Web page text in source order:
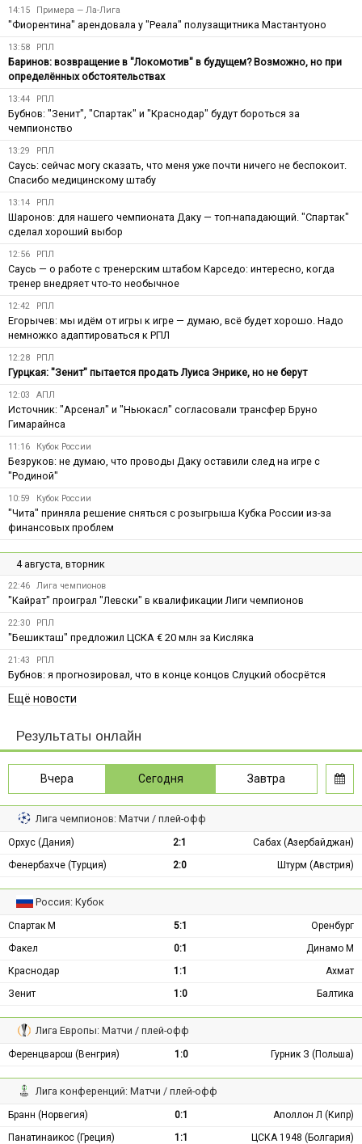
14:15 Примера — Ла-Лига
"Фиорентина" арендовала у "Реала" полузащитника Мастантуоно
13:58 РПЛ
Баринов: возвращение в "Локомотив" в будущем? Возможно, но при
определённых обстоятельствах
13:44 РПЛ
Бубнов: "Зенит", "Спартак" и "Краснодар" будут бороться за
чемпионство
13:29 РПЛ
Саусь: сейчас могу сказать, что меня уже почти ничего не беспокоит.
Спасибо медицинскому штабу
13:14 РПЛ
Шаронов: для нашего чемпионата Даку — топ-нападающий. "Спартак"
сделал хороший выбор
12:56 РПЛ
Саусь — о работе с тренерским штабом Карседо: интересно, когда
тренер внедряет что-то необычное
12:42 РПЛ
Егорычев: мы идём от игры к игре — думаю, всё будет хорошо. Надо
немножко адаптироваться к РПЛ
12:28 РПЛ
Гурцкая: "Зенит" пытается продать Луиса Энрике, но не берут
12:03 АПЛ
Источник: "Арсенал" и "Ньюкасл" согласовали трансфер Бруно
Гимарайнса
11:16 Кубок России
Безруков: не думаю, что проводы Даку оставили след на игре с
"Родиной"
10:59 Кубок России
"Чита" приняла решение сняться с розыгрыша Кубка России из-за
финансовых проблем
4 августа, вторник
22:46 Лига чемпионов
"Кайрат" проиграл "Левски" в квалификации Лиги чемпионов
22:30 РПЛ
"Бешикташ" предложил ЦСКА € 20 млн за Кисляка
21:43 РПЛ
Бубнов: я прогнозировал, что в конце концов Слуцкий обосрётся
Ещё новости
Результаты онлайн
Вчера Сегодня Завтра
Лига чемпионов: Матчи / плей-офф
Орхус (Дания) 2:1
Сабах (Азербайджан)
Фенербахче (Турция)
2:0 Штурм (Австрия)
Россия: Кубок
Спартак М 5:1
Оренбург
Факел
0:1
Динамо М
Краснодар
1:1
Ахмат
Зенит
1:0 Балтика
Лига Европы: Матчи / плей-офф
Ференцварош (Венгрия) 1:0 Гурник З (Польша)
Лига конференций: Матчи / плей-офф
Бранн (Норвегия) 0:1
Аполлон Л (Кипр)
Панатинаикос (Греция)
1:1 ЦСКА 1948 (Болгария)